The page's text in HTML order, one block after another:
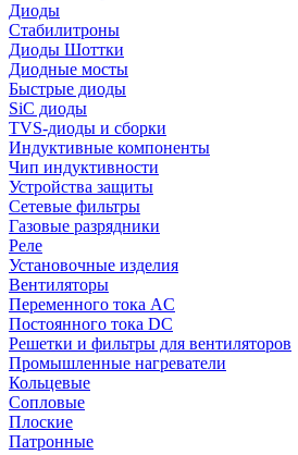
Диоды
Стабилитроны
Диоды Шоттки
Диодные мосты
Быстрые диоды
SiC диоды
TVS-диоды и сборки
Индуктивные компоненты
Чип индуктивности
Устройства защиты
Сетевые фильтры
Газовые разрядники
Реле
Установочные изделия
Вентиляторы
Переменного тока AC
Постоянного тока DC
Решетки и фильтры для вентиляторов
Промышленные нагреватели
Кольцевые
Сопловые
Плоские
Патронные